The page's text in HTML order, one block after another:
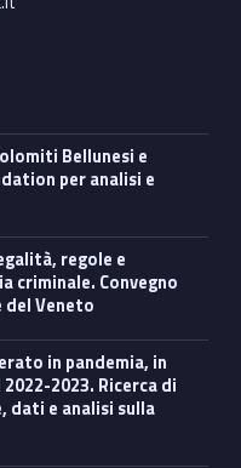
per analisi e
criminale. Convegno
del Veneto
2023. Ricerca di
dati e analisi sulla